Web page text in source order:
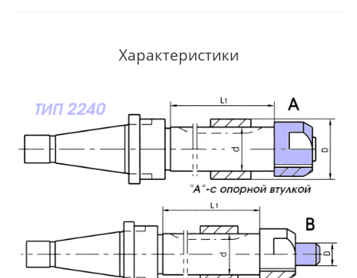
Характеристики